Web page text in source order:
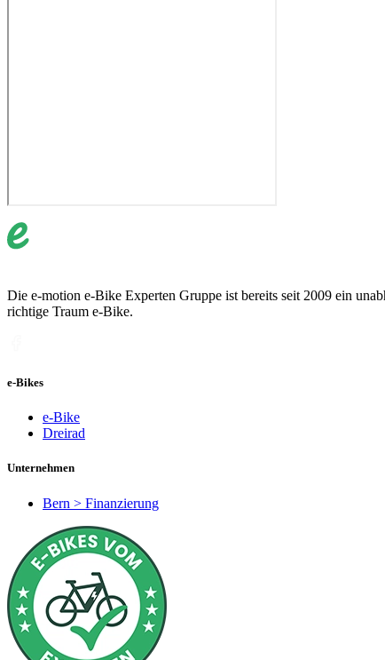
Die e-motion e-Bike Experten Gruppe ist bereits seit 2009 ein
richtige Traum e-Bike.
e-Bikes
e-Bike
Dreirad
Unternehmen
Bern > Finanzierung